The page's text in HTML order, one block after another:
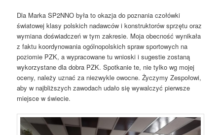
Dla Marka SP2NNO była to okazja do poznania czołówki
światowej klasy polskich nadawców i konstruktorów sprzętu oraz
wymiana doświadczeń w tym zakresie. Moja obecność wynikała
z faktu koordynowania ogólnopolskich spraw sportowych na
poziomie PZK, a wypracowane tu wnioski i sugestie zostaną
wykorzystane dla dobra PZK. Spotkanie te, nie tylko wg mojej
oceny, należy uznać za niezwykle owocne. Życzymy Zespołowi,
aby w najbliższych zawodach udało się wywalczyć pierwsze
miejsce w świecie.